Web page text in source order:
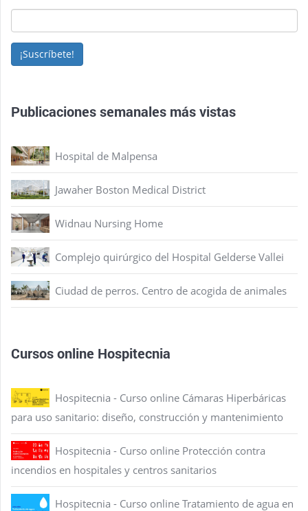
¡Suscríbete!
Publicaciones semanales más vistas
Hospital de Malpensa
Jawaher Boston Medical District
Widnau Nursing Home
Complejo quirúrgico del Hospital Gelderse Vallei
Ciudad de perros. Centro de acogida de animales
Cursos online Hospitecnia
Hospitecnia - Curso online Cámaras Hiperbáricas
para uso sanitario: diseño, construcción y mantenimiento
Hospitecnia - Curso online Protección contra
incendios en hospitales y centros sanitarios
Hospitecnia - Curso online Tratamiento de agua en